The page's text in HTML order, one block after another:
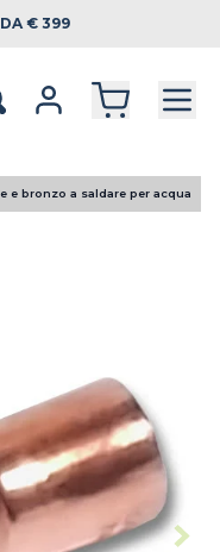
€ 399
e bronzo a saldare per acqua